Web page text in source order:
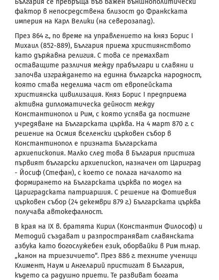
фактор в непосредствена близост до Франкската
империя на Карл Велики (на северозапад).
През 864 г., по време на управлението на княз Борис I
Михаил (852-889), България приема християнството
като държавна религия. С това се премахват
оставащите различия между прабългари и славяни и
започва изграждането на единна българска народност,
която става неделима част от европейската
християнска цивилизация. Княз Борис I предприема
активна дипломатическа дейност между
Константинопол и Рим, с която успява да постигне
учредяване на Българската църква. На 4 март 870 г. с
решение на Осмия вселенски църковен събор в
Константинопол е призната Българската
архиепископия. Малко след това в България пристига
първият български архиепископ, назначен от Цариград
- Йосиф (Стефан), с което се полага началото на
формирането на Българската църква по модел на
Цариградската патриаршия. С решение на Фотиевия
църковен събор (24 декември 879 г.) Българската църква
получава автокефалност.
В края на ІХ в. братята Кирил (Константин Философ) и
Методий създават и разпространяват славянската
азбука като богослужебен език, оборвайки в Рим т.нар.
„канон на триезичието“. През 886 г. техните ученици
Климент, Наум и Ангеларий пристигат в България,
където са радушно приети. Те развиват богата